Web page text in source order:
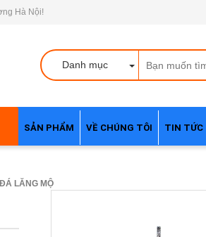
Hà Nội!
Danh mục
SẢN PHẨM VỀ CHÚNG TÔI TIN TỨC
LĂNG MỘ